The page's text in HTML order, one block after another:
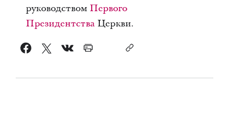
руководством Первого
ПрезидентстваЦеркви.